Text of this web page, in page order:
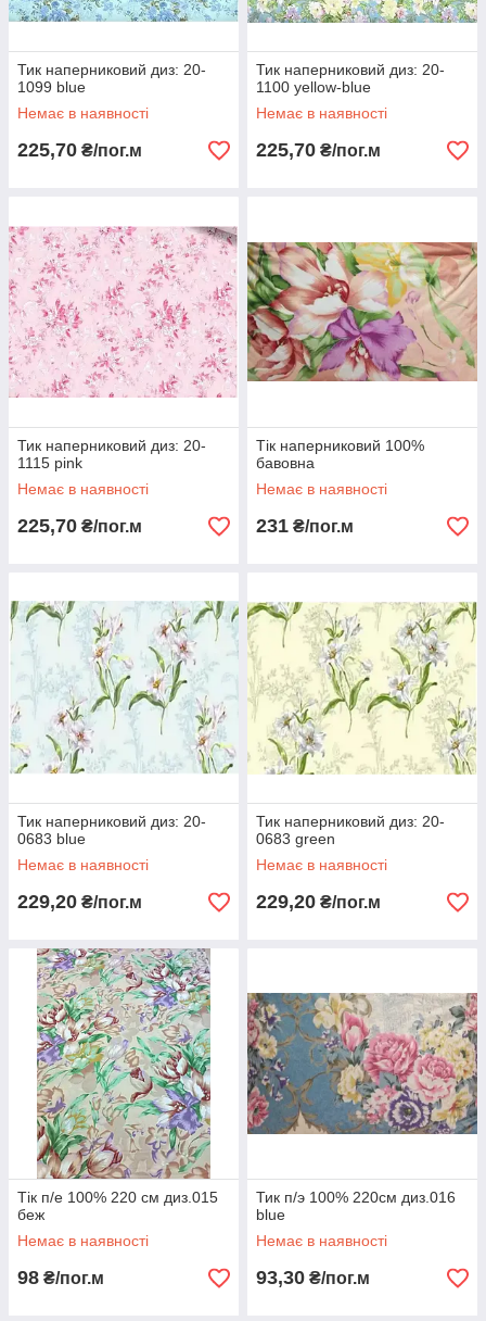
Тик наперниковий диз: 20-
1099 blue
Немає в наявності
225,70 ₴/пог.м
Тик наперниковий диз: 20-
1100 yellow-blue
Немає в наявності
225,70 ₴/пог.м
Тик наперниковий диз: 20-
1115 pink
Немає в наявності
225,70 ₴/пог.м
Тік наперниковий 100%
бавовна
Немає в наявності
231 ₴/пог.м
Тик наперниковий диз: 20-
0683 blue
Немає в наявності
229,20 ₴/пог.м
Тик наперниковий диз: 20-
0683 green
Немає в наявності
229,20 ₴/пог.м
Тік п/е 100% 220 см диз.015
беж
Немає в наявності
98 ₴/пог.м
Тик п/э 100% 220см диз.016
blue
Немає в наявності
93,30 ₴/пог.м